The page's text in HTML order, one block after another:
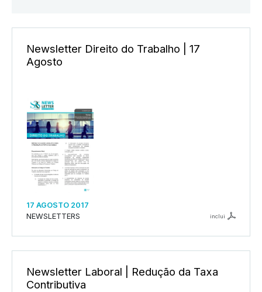
Newsletter Direito do Trabalho | 17
Agosto
17 AGOSTO 2017
NEWSLETTERS
inclui
Newsletter Laboral | Redução da Taxa
Contributiva